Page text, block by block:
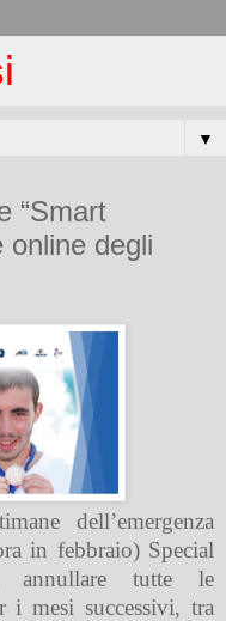
▼
“Smart
online degli
dell’emergenza
in febbraio) Special
annullare tutte le
i mesi successivi, tra